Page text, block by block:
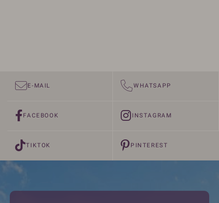
E-MAIL WHATSAPP
FACEBOOK INSTAGRAM
TIKTOK PINTEREST